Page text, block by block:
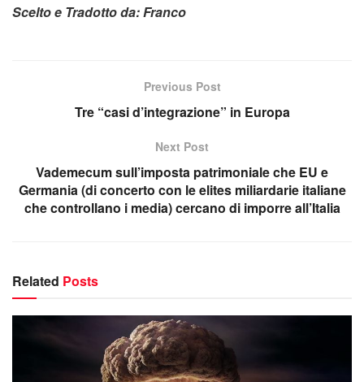
Scelto e Tradotto da: Franco
Previous Post
Tre “casi d’integrazione” in Europa
Next Post
Vademecum sull’imposta patrimoniale che EU e
Germania (di concerto con le elites miliardarie italiane
che controllano i media) cercano di imporre all’Italia
Related Posts